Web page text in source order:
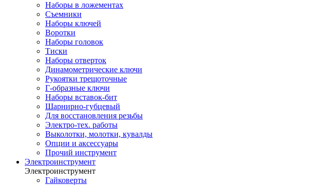
Наборы в ложементах
Съемники
Наборы ключей
Воротки
Наборы головок
Тиски
Наборы отверток
Динамометрические ключи
Рукоятки трещоточные
Г-образные ключи
Наборы вставок-бит
Шарнирно-губцевый
Для восстановления резьбы
Электро-тех. работы
Выколотки, молотки, кувалды
Опции и аксессуары
Прочий инструмент
Электроинструмент
Электроинструмент
Гайковерты